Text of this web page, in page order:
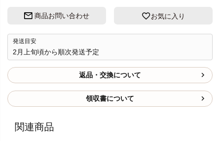
商品お問い合わせ お気に入り
発送目安
2月上旬頃から順次発送予定
返品・交換について
領収書について
関連商品